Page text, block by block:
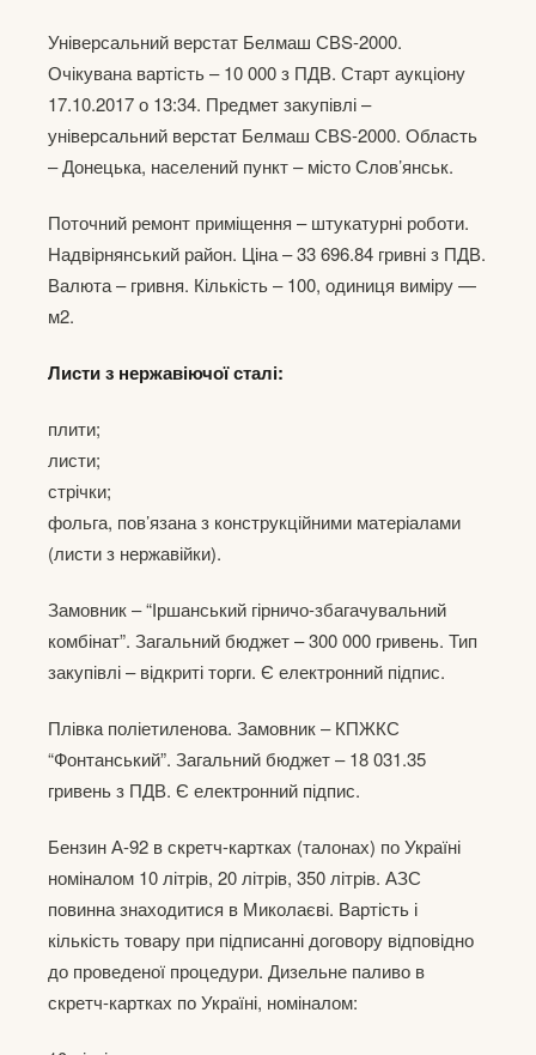
Універсальний верстат Белмаш СВS-2000.
Очікувана вартість – 10 000 з ПДВ. Старт аукціону
17.10.2017 о 13:34. Предмет закупівлі –
універсальний верстат Белмаш СВS-2000. Область
– Донецька, населений пункт – місто Слов’янськ.
Поточний ремонт приміщення – штукатурні роботи.
Надвірнянський район. Ціна – 33 696.84 гривні з ПДВ.
Валюта – гривня. Кількість – 100, одиниця виміру —
м2.
Листи з нержавіючої сталі:
плити;
листи;
стрічки;
фольга, пов’язана з конструкційними матеріалами
(листи з нержавійки).
Замовник – “Іршанський гірничо-збагачувальний
комбінат”. Загальний бюджет – 300 000 гривень. Тип
закупівлі – відкриті торги. Є електронний підпис.
Плівка поліетиленова. Замовник – КПЖКС
“Фонтанський”. Загальний бюджет – 18 031.35
гривень з ПДВ. Є електронний підпис.
Бензин А-92 в скретч-картках (талонах) по Україні
номіналом 10 літрів, 20 літрів, 350 літрів. АЗС
повинна знаходитися в Миколаєві. Вартість і
кількість товару при підписанні договору відповідно
до проведеної процедури. Дизельне паливо в
скретч-картках по Україні, номіналом: